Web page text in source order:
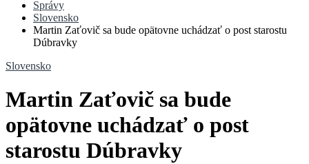
Správy
Slovensko
Martin Zaťovič sa bude opätovne uchádzať o post starostu
Dúbravky
Slovensko
Martin Zaťovič sa bude
opätovne uchádzať o post
starostu Dúbravky